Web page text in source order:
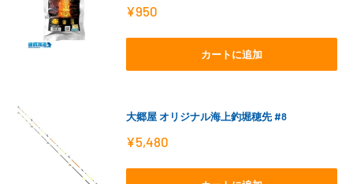
販
価
¥950
カートに追加
大郷屋 オリジナル海上釣堀穂先 #8
販
価
¥5,480